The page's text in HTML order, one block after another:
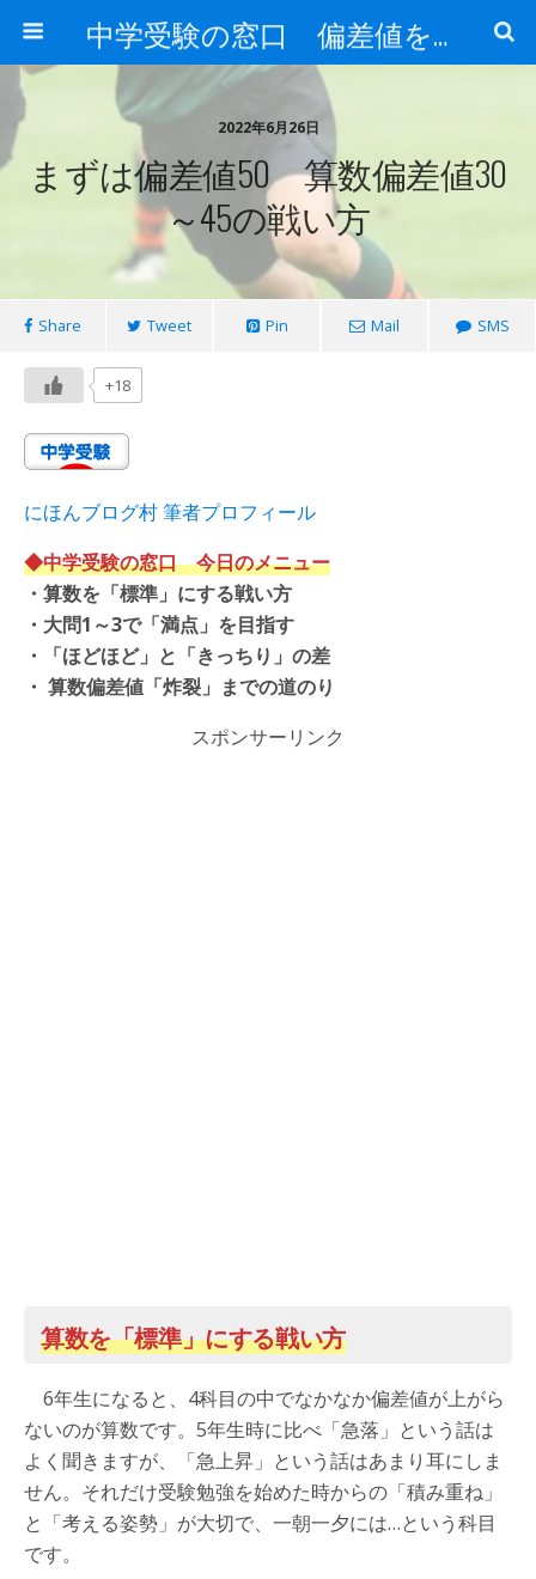
中学受験の窓口 偏差値を上げる勉強法
2022年6月26日
まずは偏差値50 算数偏差値30
～45の戦い方
Share Tweet Pin Mail SMS
+18
にほんブログ村 筆者プロフィール
◆中学受験の窓口 今日のメニュー
・ 算数を「標準」にする戦い方
・ 大問1～3で「満点」を目指す
・
「ほどほど」と「きっちり」の差
・ 算数偏差値「炸裂」までの道のり
スポンサーリンク
算数を「標準」にする戦い方
6年生になると、4科目の中でなかなか偏差値が上がら
ないのが算数です。5年生時に比べ「急落」という話は
よく聞きますが、「急上昇」という話はあまり耳にしま
せん。それだけ受験勉強を始めた時からの「積み重ね」
と「考える姿勢」が大切で、一朝一夕には…という科目
です。